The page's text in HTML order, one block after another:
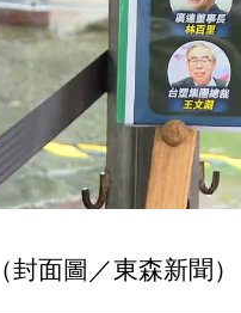
（封面圖／東森新聞）